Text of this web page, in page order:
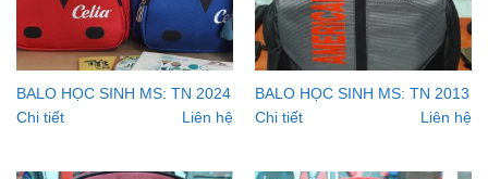
BALO HỌC SINH MS: TN 2024
Chi tiết
Liên hệ
BALO HỌC SINH MS: TN 2013
Chi tiết
Liên hệ